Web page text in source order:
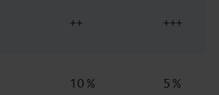
++ +++
10% 5%